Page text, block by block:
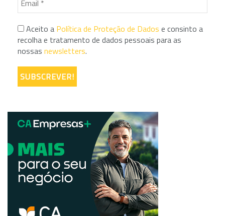
Aceito a Política de Proteção de Dados e consinto a
recolha e tratamento de dados pessoais para as
nossas newsletters.